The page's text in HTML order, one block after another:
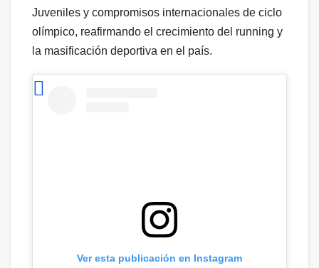
Juveniles y compromisos internacionales de ciclo
olímpico, reafirmando el crecimiento del running y
la masificación deportiva en el país.
Ver esta publicación en Instagram